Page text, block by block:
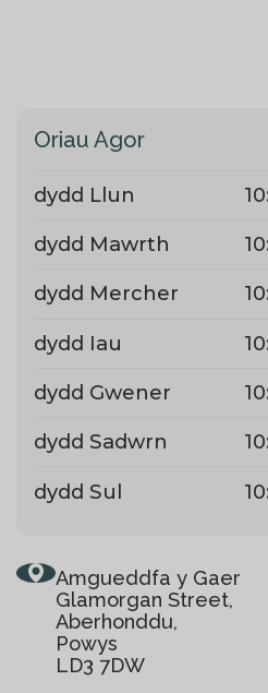
Oriau Agor
dydd Llun
dydd Mawrth
dydd Mercher
dydd Iau
dydd Gwener
dydd Sadwrn
dydd Sul
Amgueddfa y Gaer
Glamorgan Street,
Aberhonddu,
Powys
LD3 7DW